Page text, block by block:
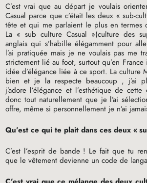
C’est vrai que au départ je voulais
Casual parce que c’était les deux « sub-
tête et qui me parlaient le plus en termes
La « sub culture Casual »(culture des
anglais qui s’habille élégamment pour
l’ai pratiquée mais je ne voulais pas me
strictement lié au foot, surtout qu’en
idée d’élégance liée à ce sport. La culture
bien et je la respecte beaucoup , j’ai
j’adore l’élégance et l’esthétique de cette
donc tout naturellement que je l’ai
offre, même si personnellement je n’ai
Qu’est ce qui te plait dans ces deux «
C’est l’esprit de bande ! Le fait que tu
que le vêtement devienne un code de